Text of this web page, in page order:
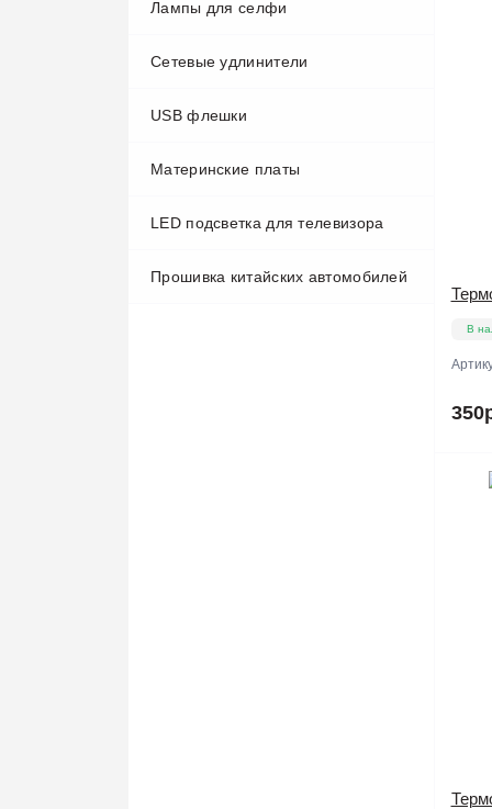
Прочее
Увеличительные приборы
Осциллографы
Программаторы
Термометры/тепловизоры
Тестеры/Мультиметры
Ультразвуковые ванны
телефонов
Лампы для селфи
Сетевые удлинители
USB флешки
Материнские платы
LED подсветка для телевизора
Прошивка китайских автомобилей
В